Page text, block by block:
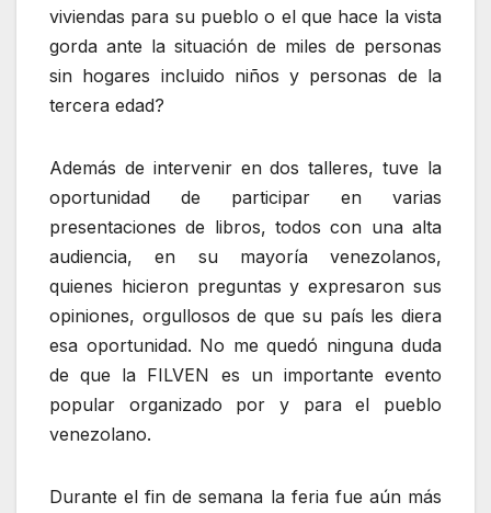
viviendas para su pueblo o el que hace la vista
gorda ante la situación de miles de personas
sin hogares incluido niños y personas de la
tercera edad?
Además de intervenir en dos talleres, tuve la
oportunidad de participar en varias
presentaciones de libros, todos con una alta
audiencia, en su mayoría venezolanos,
quienes hicieron preguntas y expresaron sus
opiniones, orgullosos de que su país les diera
esa oportunidad. No me quedó ninguna duda
de que la FILVEN es un importante evento
popular organizado por y para el pueblo
venezolano.
Durante el fin de semana la feria fue aún más